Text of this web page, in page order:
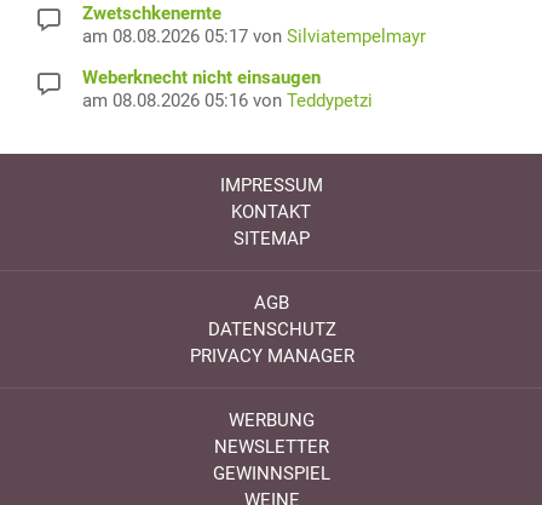
Zwetschkenernte
am 08.08.2026 05:17 von Silviatempelmayr
Weberknecht nicht einsaugen
am 08.08.2026 05:16 von Teddypetzi
IMPRESSUM
KONTAKT
SITEMAP
AGB
DATENSCHUTZ
PRIVACY MANAGER
WERBUNG
NEWSLETTER
GEWINNSPIEL
WEINE